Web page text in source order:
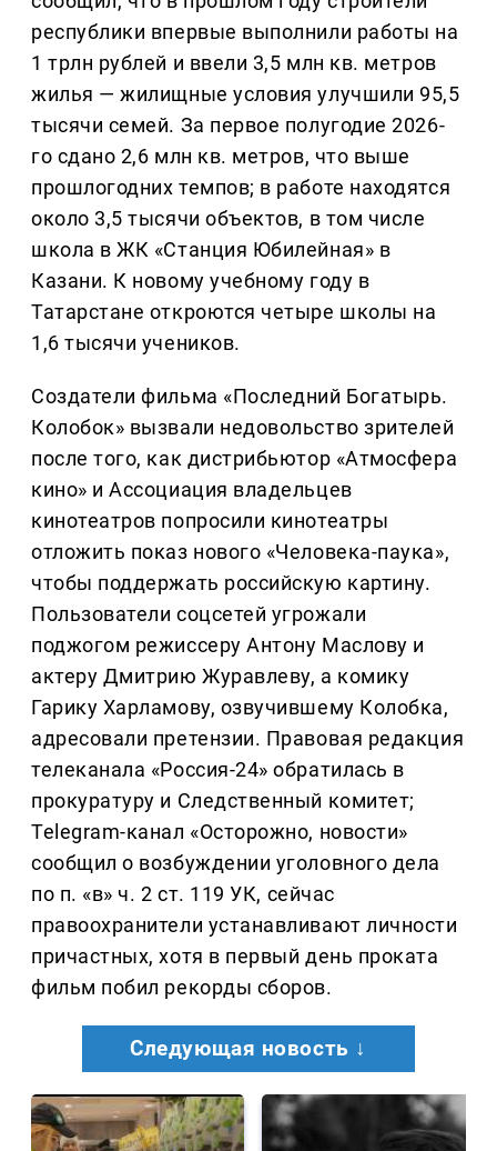
республики впервые выполнили работы на
1 трлн рублей и ввели 3,5 млн кв. метров
жилья — жилищные условия улучшили 95,5
тысячи семей. За первое полугодие 2026-
го сдано 2,6 млн кв. метров, что выше
прошлогодних темпов; в работе находятся
около 3,5 тысячи объектов, в том числе
школа в ЖК «Станция Юбилейная» в
Казани. К новому учебному году в
Татарстане откроются четыре школы на
1,6 тысячи учеников.
Создатели фильма «Последний Богатырь.
Колобок» вызвали недовольство зрителей
после того, как дистрибьютор «Атмосфера
кино» и Ассоциация владельцев
кинотеатров попросили кинотеатры
отложить показ нового «Человека-паука»,
чтобы поддержать российскую картину.
Пользователи соцсетей угрожали
поджогом режиссеру Антону Маслову и
актеру Дмитрию Журавлеву, а комику
Гарику Харламову, озвучившему Колобка,
адресовали претензии. Правовая редакция
телеканала «Россия-24» обратилась в
прокуратуру и Следственный комитет;
Telegram-канал «Осторожно, новости»
сообщил о возбуждении уголовного дела
по п. «в» ч. 2 ст. 119 УК, сейчас
правоохранители устанавливают личности
причастных, хотя в первый день проката
фильм побил рекорды сборов.
Следующая новость ↓